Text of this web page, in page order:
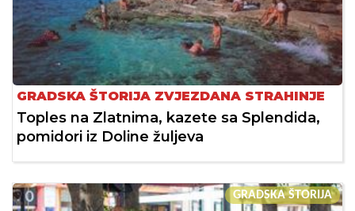
GRADSKA ŠTORIJA ZVJEZDANA STRAHINJE
Toples na Zlatnima, kazete sa Splendida,
pomidori iz Doline žuljeva
GRADSKA ŠTORIJA